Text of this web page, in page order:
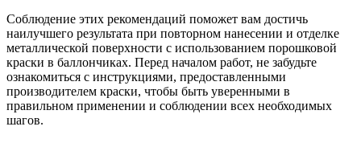
Соблюдение этих рекомендаций поможет вам достичь
наилучшего результата при повторном нанесении и отделке
металлической поверхности с использованием порошковой
краски в баллончиках. Перед началом работ, не забудьте
ознакомиться с инструкциями, предоставленными
производителем краски, чтобы быть уверенными в
правильном применении и соблюдении всех необходимых
шагов.